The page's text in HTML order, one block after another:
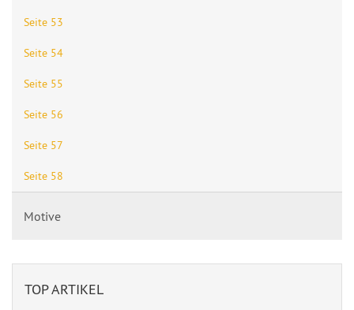
Seite 53
Seite 54
Seite 55
Seite 56
Seite 57
Seite 58
Motive
TOP ARTIKEL